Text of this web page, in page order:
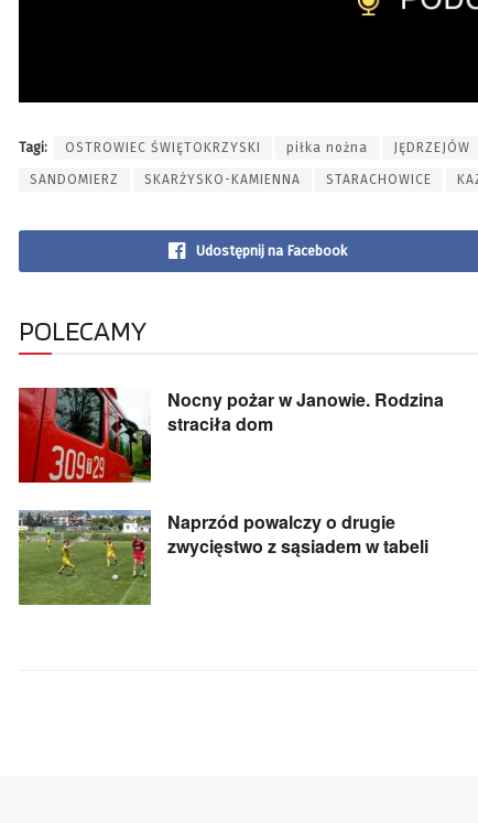
Tagi: OSTROWIEC ŚWIĘTOKRZYSKI piłka nożna JĘDRZEJÓW
SANDOMIERZ SKARŻYSKO-KAMIENNA STARACHOWICE
Udostępnij na Facebook
POLECAMY
Nocny pożar w Janowie. Rodzina
straciła dom
Naprzód powalczy o drugie
zwycięstwo z sąsiadem w tabeli